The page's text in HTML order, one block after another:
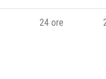
24 ore